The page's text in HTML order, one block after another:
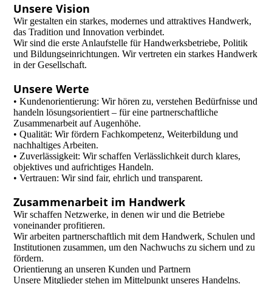
Unsere Vision
Wir gestalten ein starkes, modernes und attraktives Handwerk,
das Tradition und Innovation verbindet.
Wir sind die erste Anlaufstelle für Handwerksbetriebe, Politik
und Bildungseinrichtungen. Wir vertreten ein starkes Handwerk
in der Gesellschaft.
Unsere Werte
• Kundenorientierung: Wir hören zu, verstehen Bedürfnisse und
handeln lösungsorientiert – für eine partnerschaftliche
Zusammenarbeit auf Augenhöhe.
• Qualität: Wir fördern Fachkompetenz, Weiterbildung und
nachhaltiges Arbeiten.
• Zuverlässigkeit: Wir schaffen Verlässlichkeit durch klares,
objektives und aufrichtiges Handeln.
• Vertrauen: Wir sind fair, ehrlich und transparent.
Zusammenarbeit im Handwerk
Wir schaffen Netzwerke, in denen wir und die Betriebe
voneinander profitieren.
Wir arbeiten partnerschaftlich mit dem Handwerk, Schulen und
Institutionen zusammen, um den Nachwuchs zu sichern und zu
fördern.
Orientierung an unseren Kunden und Partnern
Unsere Mitglieder stehen im Mittelpunkt unseres Handelns.